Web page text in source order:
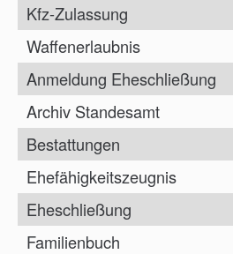
Kfz-Zulassung
Waffenerlaubnis
Anmeldung Eheschließung
Archiv Standesamt
Bestattungen
Ehefähigkeitszeugnis
Eheschließung
Familienbuch